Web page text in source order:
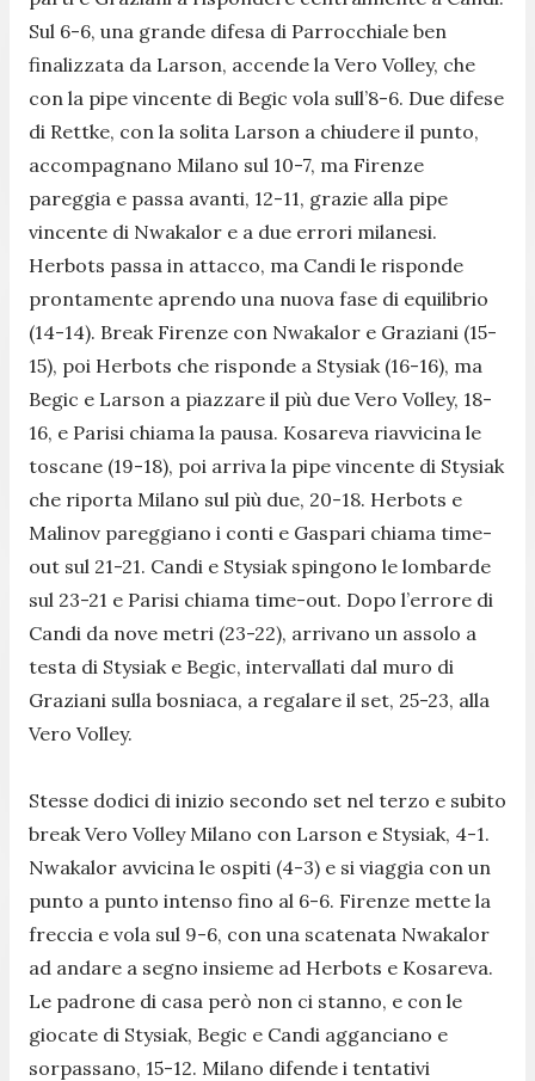
Sul 6-6, una grande difesa di Parrocchiale ben
finalizzata da Larson, accende la Vero Volley, che
con la pipe vincente di Begic vola sull’8-6. Due difese
di Rettke, con la solita Larson a chiudere il punto,
accompagnano Milano sul 10-7, ma Firenze
pareggia e passa avanti, 12-11, grazie alla pipe
vincente di Nwakalor e a due errori milanesi.
Herbots passa in attacco, ma Candi le risponde
prontamente aprendo una nuova fase di equilibrio
(14-14). Break Firenze con Nwakalor e Graziani (15-
15), poi Herbots che risponde a Stysiak (16-16), ma
Begic e Larson a piazzare il più due Vero Volley, 18-
16, e Parisi chiama la pausa. Kosareva riavvicina le
toscane (19-18), poi arriva la pipe vincente di Stysiak
che riporta Milano sul più due, 20-18. Herbots e
Malinov pareggiano i conti e Gaspari chiama time-
out sul 21-21. Candi e Stysiak spingono le lombarde
sul 23-21 e Parisi chiama time-out. Dopo l’errore di
Candi da nove metri (23-22), arrivano un assolo a
testa di Stysiak e Begic, intervallati dal muro di
Graziani sulla bosniaca, a regalare il set, 25-23, alla
Vero Volley.
Stesse dodici di inizio secondo set nel terzo e subito
break Vero Volley Milano con Larson e Stysiak, 4-1.
Nwakalor avvicina le ospiti (4-3) e si viaggia con un
punto a punto intenso fino al 6-6. Firenze mette la
freccia e vola sul 9-6, con una scatenata Nwakalor
ad andare a segno insieme ad Herbots e Kosareva.
Le padrone di casa però non ci stanno, e con le
giocate di Stysiak, Begic e Candi agganciano e
sorpassano, 15-12. Milano difende i tentativi